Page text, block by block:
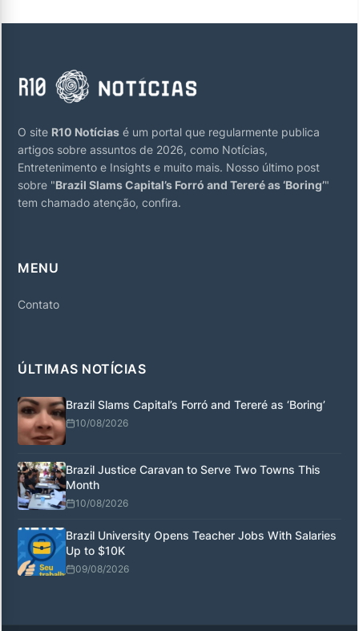
O site R10 Notícias é um portal que regularmente publica
artigos sobre assuntos de 2026, como Notícias,
Entretenimento e Insights e muito mais. Nosso último post
sobre "Brazil Slams Capital’s Forró and Tereré as ‘Boring’"
tem chamado atenção, confira.
MENU
Contato
ÚLTIMAS NOTÍCIAS
Brazil Slams Capital’s Forró and Tereré as ‘Boring’
10/08/2026
Brazil Justice Caravan to Serve Two Towns This
Month
10/08/2026
Brazil University Opens Teacher Jobs With Salaries
Up to $10K
09/08/2026